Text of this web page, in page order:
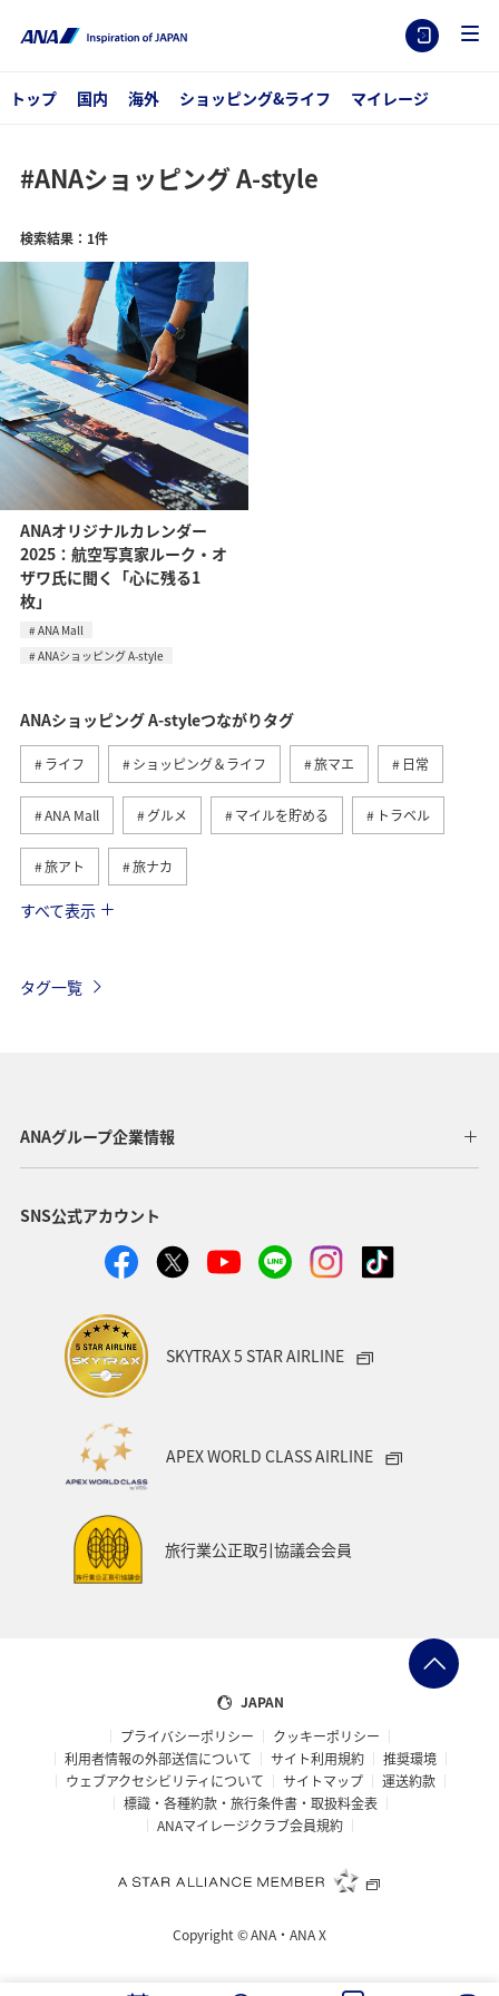
トップ 国内 海外 ショッピング&ライフ マイレージ
#ANAショッピング A-style
検索結果：1件
ANAオリジナルカレンダー
2025：航空写真家ルーク・オ
ザワ氏に聞く「心に残る1
枚」
ANA Mall
ANAショッピング A-style
ANAショッピング A-styleつながりタグ
ライフ ショッピング＆ライフ 旅マエ 日常
ANA Mall グルメ マイルを貯める トラベル
旅アト 旅ナカ
マイルを使う
海外 東京都 熊本県 群馬県 記念日
アメリカ・カナダ・中南米
お祭り・イベント カップル 飛行機 帰省
年末年始
ANAのオンラインショップ
イタリア
ANAの取り組み（サステナブル、社会貢献）
編集長のおすすめ
すべて表示
タグ一覧
ANAグループ企業情報
SNS公式アカウント
SKYTRAX 5 STAR AIRLINE
APEX WORLD CLASS AIRLINE
旅行業公正取引協議会会員
JAPAN
プライバシーポリシー
クッキーポリシー
利用者情報の外部送信について
サイト利用規約
推奨環境
ウェブアクセシビリティについて
サイトマップ
運送約款
標識・各種約款・旅行条件書・取扱料金表
ANAマイレージクラブ会員規約
Copyright ©ANA・ANA X